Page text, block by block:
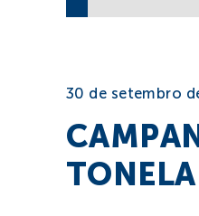
30 de setembro